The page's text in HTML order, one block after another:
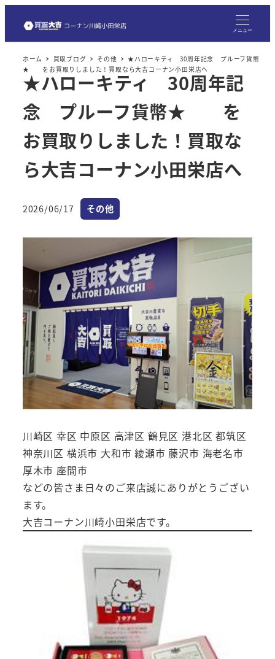
メニュー
ホーム 買取ブログ その他
★ハローキティ 30周年記念 プルーフ貨幣
★ をお買取りしました！買取なら大吉コーナン小田栄店へ
★ハローキティ 30周年記
念 プルーフ貨幣★ を
お買取りしました！買取な
ら大吉コーナン小田栄店へ
投稿日
2026/06/17 カテゴリー
その他
川崎区 幸区 中原区 高津区 鶴見区 港北区 都筑区
神奈川区 横浜市 大和市 綾瀬市 藤沢市 海老名市
厚木市 座間市
などの皆さま日々のご来店誠にありがとうござい
ます。
大吉コーナン川崎小田栄店です。